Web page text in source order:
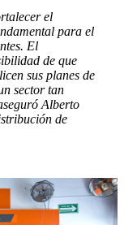
el
para el
El
de que
sus planes de
sector tan
Alberto
de